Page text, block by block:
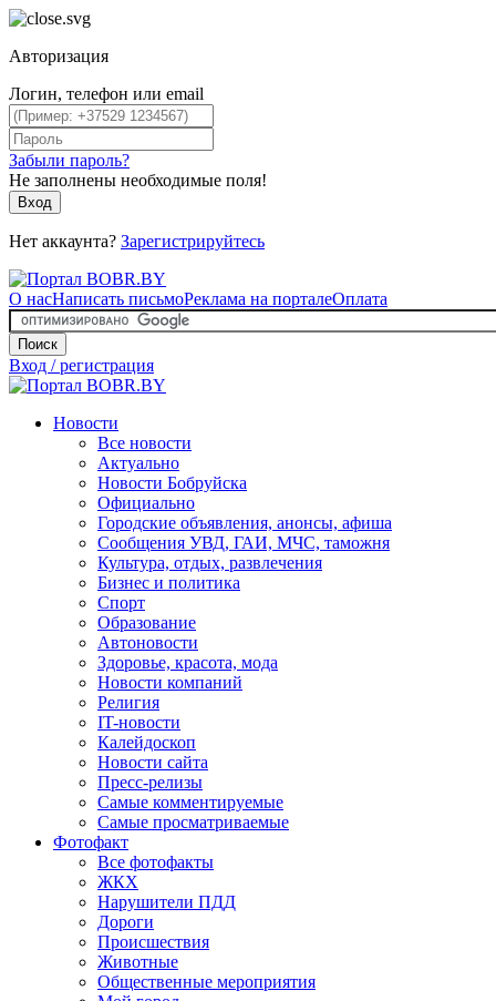
Авторизация
Логин, телефон или email
Забыли пароль?
Не заполнены необходимые поля!
Вход
Нет аккаунта? Зарегистрируйтесь
О насНаписать письмоРеклама на порталеОплата
Поиск
Вход / регистрация
Новости
Все новости
Актуально
Новости Бобруйска
Официально
Городские объявления, анонсы, афиша
Сообщения УВД, ГАИ, МЧС, таможня
Культура, отдых, развлечения
Бизнес и политика
Спорт
Образование
Автоновости
Здоровье, красота, мода
Новости компаний
Религия
IT-новости
Калейдоскоп
Новости сайта
Пресс-релизы
Самые комментируемые
Самые просматриваемые
Фотофакт
Все фотофакты
ЖКХ
Нарушители ПДД
Дороги
Происшествия
Животные
Общественные мероприятия